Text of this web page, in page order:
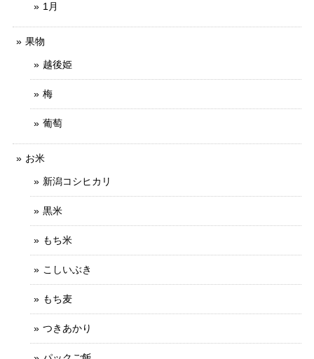
1月
果物
越後姫
梅
葡萄
お米
新潟コシヒカリ
黒米
もち米
こしいぶき
もち麦
つきあかり